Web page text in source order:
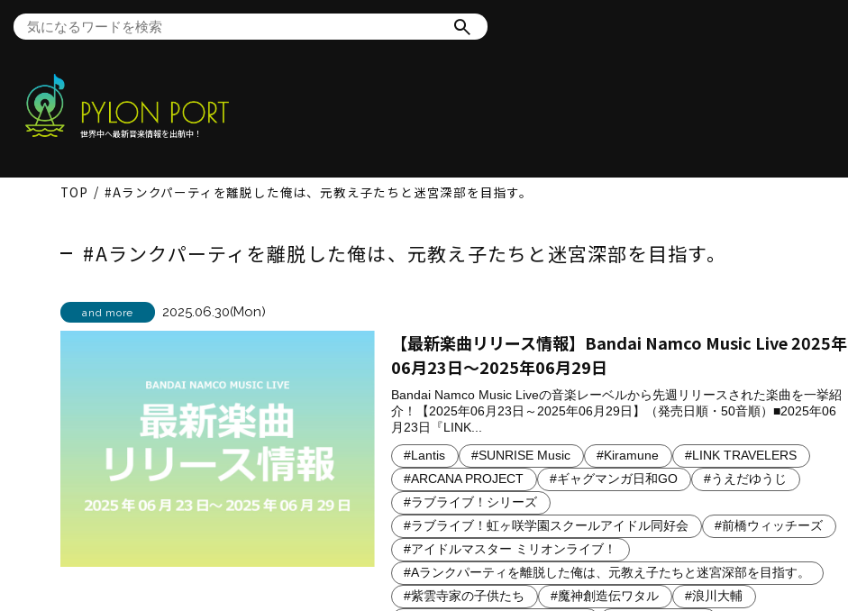
世界中へ最新音楽情報を出航中！
TOP #Aランクパーティを離脱した俺は、元教え子たちと迷宮深部を目指す。
#Aランクパーティを離脱した俺は、元教え子たちと迷宮深部を目指す。
and more 2025.06.30(Mon)
【最新楽曲リリース情報】Bandai Namco Music Live 2025年
06月23日～2025年06月29日
Bandai Namco Music Liveの音楽レーベルから先週リリースされた楽曲を一挙紹
介！【2025年06月23日～2025年06月29日】（発売日順・50音順）■2025年06
月23日『LINK...
#Lantis #SUNRISE Music #Kiramune
#LINK TRAVELERS
#ARCANA PROJECT
#ギャグマンガ日和GO
#うえだゆうじ
#ラブライブ！シリーズ
#ラブライブ！虹ヶ咲学園スクールアイドル同好会
#前橋ウィッチーズ
#アイドルマスター ミリオンライブ！
#Aランクパーティを離脱した俺は、元教え子たちと迷宮深部を目指す。
#紫雲寺家の子供たち
#魔神創造伝ワタル
#浪川大輔